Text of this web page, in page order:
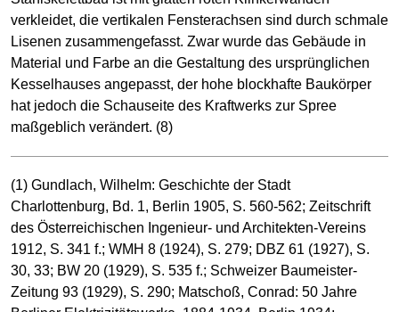
verkleidet, die vertikalen Fensterachsen sind durch schmale
Lisenen zusammengefasst. Zwar wurde das Gebäude in
Material und Farbe an die Gestaltung des ursprünglichen
Kesselhauses angepasst, der hohe blockhafte Baukörper
hat jedoch die Schauseite des Kraftwerks zur Spree
maßgeblich verändert. (8)
(1) Gundlach, Wilhelm: Geschichte der Stadt
Charlottenburg, Bd. 1, Berlin 1905, S. 560-562; Zeitschrift
des Österreichischen Ingenieur- und Architekten-Vereins
1912, S. 341 f.; WMH 8 (1924), S. 279; DBZ 61 (1927), S.
30, 33; BW 20 (1929), S. 535 f.; Schweizer Baumeister-
Zeitung 93 (1929), S. 290; Matschoß, Conrad: 50 Jahre